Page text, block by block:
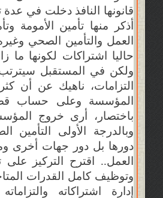
قانونها النافذ دخلت في عدة
أذكر منها تأمين الأمومة
العمل والتأمين الصحي
حاليا اشتراكات لكونها ما
ولكن في المستقبل
التزامات، ناهيك عن أن
المؤسسة وعلى حساب
باختصار، أرى خروج
وبالدرجة الأولى
دورها بل دور جهات أخرى
العمل.. اقترح التركيز
وتوظيف كامل القدرات
إدارة اشتراكاته